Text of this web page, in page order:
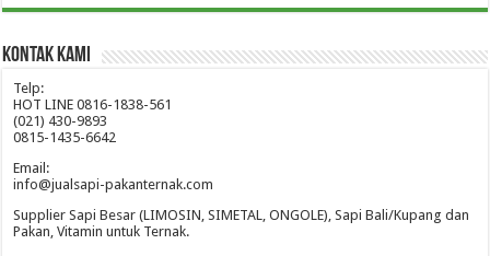
Kontak Kami
Telp:
HOT LINE 0816-1838-561
(021) 430-9893
0815-1435-6642
Email:
info@jualsapi-pakanternak.com
Supplier Sapi Besar (LIMOSIN, SIMETAL, ONGOLE), Sapi Bali/Kupang dan
Pakan, Vitamin untuk Ternak.